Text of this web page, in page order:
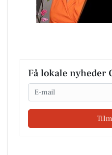
Få lokale nyheder
Email